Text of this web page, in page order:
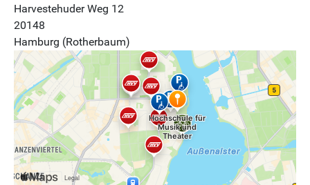
Harvestehuder Weg 12
20148
Hamburg (Rotherbaum)